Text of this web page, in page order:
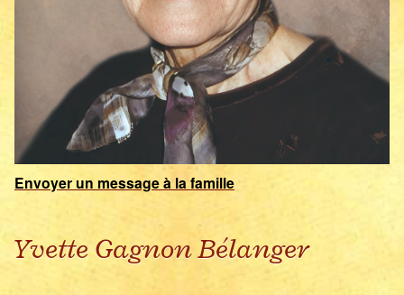
Envoyer un message à la famille
Yvette Gagnon Bélanger